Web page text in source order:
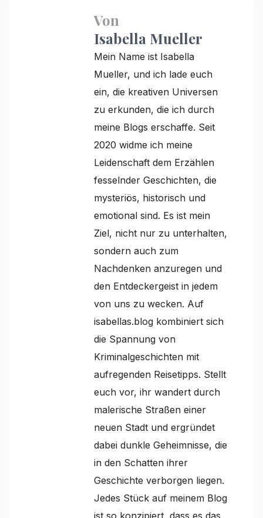
Von
Isabella Mueller
Mein Name ist Isabella
Mueller, und ich lade euch
ein, die kreativen Universen
zu erkunden, die ich durch
meine Blogs erschaffe. Seit
2020 widme ich meine
Leidenschaft dem Erzählen
fesselnder Geschichten, die
mysteriös, historisch und
emotional sind. Es ist mein
Ziel, nicht nur zu unterhalten,
sondern auch zum
Nachdenken anzuregen und
den Entdeckergeist in jedem
von uns zu wecken. Auf
isabellas.blog kombiniert sich
die Spannung von
Kriminalgeschichten mit
aufregenden Reisetipps. Stellt
euch vor, ihr wandert durch
malerische Straßen einer
neuen Stadt und ergründet
dabei dunkle Geheimnisse, die
in den Schatten ihrer
Geschichte verborgen liegen.
Jedes Stück auf meinem Blog
ist so konzipiert, dass es das